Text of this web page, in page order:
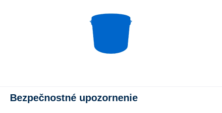
Bezpečnostné upozornenie